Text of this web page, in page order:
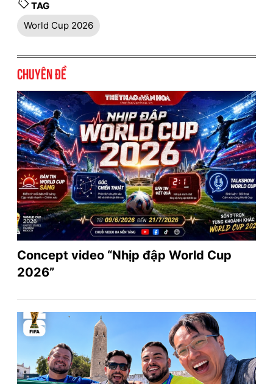
TAG
World Cup 2026
Chuyên đề
Concept video “Nhịp đập World Cup
2026”